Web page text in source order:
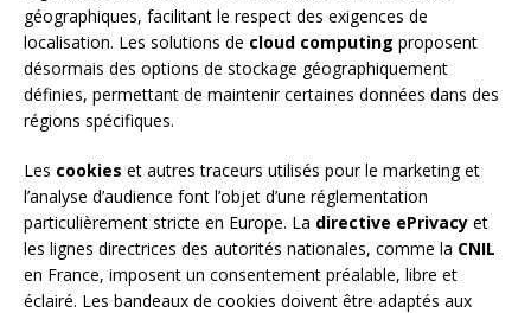
géographiques, facilitant le respect des exigences de
localisation. Les solutions de cloud computing proposent
désormais des options de stockage géographiquement
définies, permettant de maintenir certaines données dans des
régions spécifiques.
Les cookies et autres traceurs utilisés pour le marketing et
l’analyse d’audience font l’objet d’une réglementation
particulièrement stricte en Europe. La directive ePrivacy et
les lignes directrices des autorités nationales, comme la CNIL
en France, imposent un consentement préalable, libre et
éclairé. Les bandeaux de cookies doivent être adaptés aux